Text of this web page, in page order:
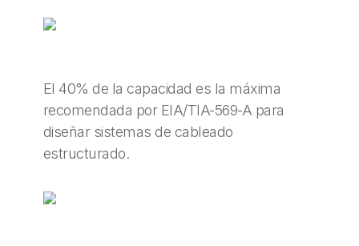
El 40% de la capacidad es la máxima
recomendada por EIA/TIA-569-A para
diseñar sistemas de cableado
estructurado.